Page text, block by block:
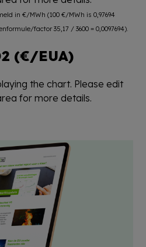
in €/MWh (100 €/MWh is 0,97694
factor 35,17 / 3600 = 0,0097694).
(€/EUA)
the chart. Please edit
for more details.